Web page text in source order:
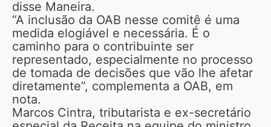
disse Maneira.
“A inclusão da OAB nesse comitê é uma
medida elogiável e necessária. É o
caminho para o contribuinte ser
representado, especialmente no processo
de tomada de decisões que vão lhe afetar
diretamente”, complementa a OAB, em
nota.
Marcos Cintra, tributarista e ex-secretário